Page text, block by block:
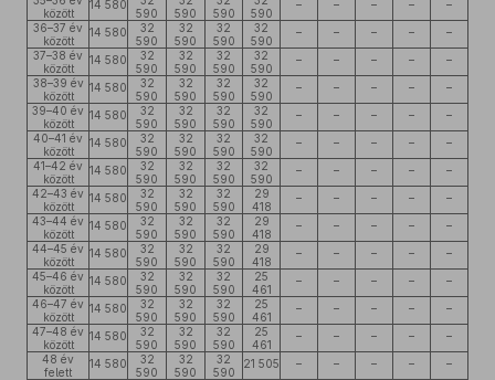
között
14 580
590
590
590
590
– – – –
–
36–37 év
között
14 580
32
590
32
590
32
590
32
590
– – – –
–
37–38 év
között
14 580
32
590
32
590
32
590
32
590
– – – –
–
38–39 év
között
14 580
32
590
32
590
32
590
32
590
– – – –
–
39–40 év
között
14 580
32
590
32
590
32
590
32
590
– – – –
–
40–41 év
között
14 580
32
590
32
590
32
590
32
590
– – – –
–
41–42 év
között
14 580
32
590
32
590
32
590
32
590
– – – –
–
42–43 év
között
14 580
32
590
32
590
32
590
29
418
– – – –
–
43–44 év
között
14 580
32
590
32
590
32
590
29
418
– – – –
–
44–45 év
között
14 580
32
590
32
590
32
590
29
418
– – – –
–
45–46 év
között
14 580
32
590
32
590
32
590
25
461
– – – –
–
46–47 év
között
14 580
32
590
32
590
32
590
25
461
– – – –
–
47–48 év
között
14 580
32
590
32
590
32
590
25
461
– – – –
–
48 év
felett
14 580
32
590
32
590
32
590
21 505 – – – – –